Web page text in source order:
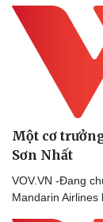
Doanh nghiệp
Thông tin
Doanh nghiệp 24h
Doanh nhân
Vì cộng đồng
Một cơ
Sơn Nhất
VOV.VN -Đang
Mandarin